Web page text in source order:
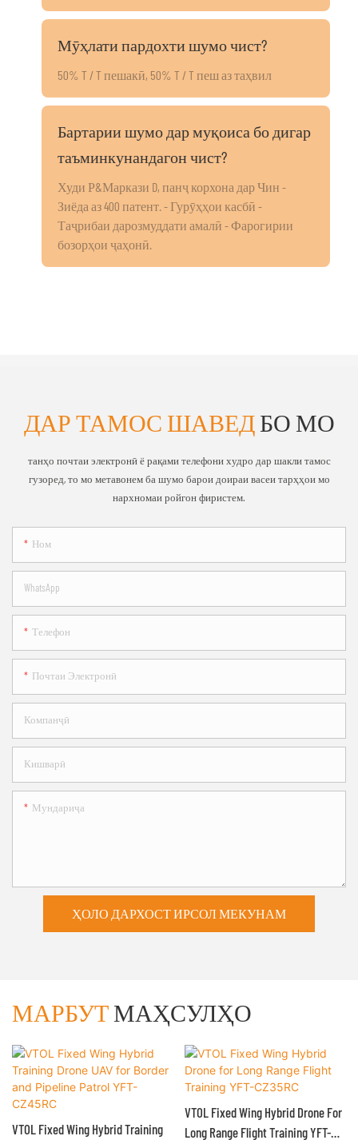
Мӯҳлати пардохти шумо чист?
50% T / T пешакӣ, 50% T / T пеш аз таҳвил
Бартарии шумо дар муқоиса бо дигар
таъминкунандагон чист?
Худи Р&Маркази D, панҷ корхона дар Чин -
Зиёда аз 400 патент. - Гурӯҳҳои касбӣ -
Таҷрибаи дарозмуддати амалӣ - Фарогирии
бозорҳои ҷаҳонӣ.
ДАР ТАМОС ШАВЕДБО МО
танҳо почтаи электронӣ ё рақами телефони худро дар шакли тамос
гузоред, то мо метавонем ба шумо барои доираи васеи тарҳҳои мо
нархномаи ройгон фиристем.
Ном
WhatsApp
Телефон
Почтаи Электронӣ
Компанҷӣ
Кишварӣ
Мундариҷа
ҲОЛО ДАРХОСТ ИРСОЛ МЕКУНАМ
МАРБУТМАҲСУЛҲО
VTOL Fixed Wing Hybrid Training
VTOL Fixed Wing Hybrid Drone For
Long Range Flight Training YFT-